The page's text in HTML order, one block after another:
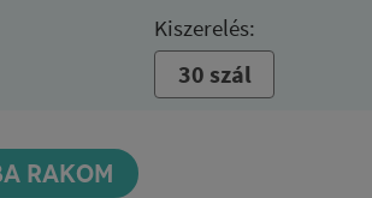
Kiszerelés:
30 szál
RAKOM